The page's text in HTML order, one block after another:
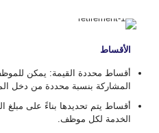
الأقساط
أقساط محددة القيمة: يمكن
المشاركة بنسبة محددة من دخل
أقساط يتم تحديدها بناءً على مبلغ
الخدمة لكل موظف.